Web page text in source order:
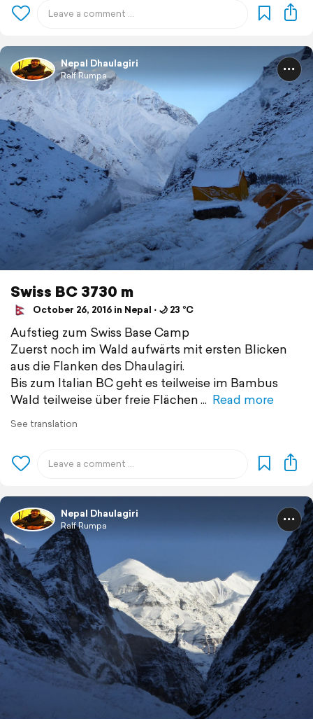
Nepal Dhaulagiri
Ralf Rumpa
Swiss BC 3730 m
October 26, 2016 in Nepal ⋅ 🌙 23 °C
Aufstieg zum Swiss Base Camp
Zuerst noch im Wald aufwärts mit ersten Blicken
aus die Flanken des Dhaulagiri.
Bis zum Italian BC geht es teilweise im Bambus
Wald teilweise über freie Flächen
Read more
See translation
Nepal Dhaulagiri
Ralf Rumpa